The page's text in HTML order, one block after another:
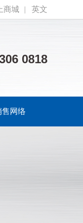
商城 | 英文
0818
售网络